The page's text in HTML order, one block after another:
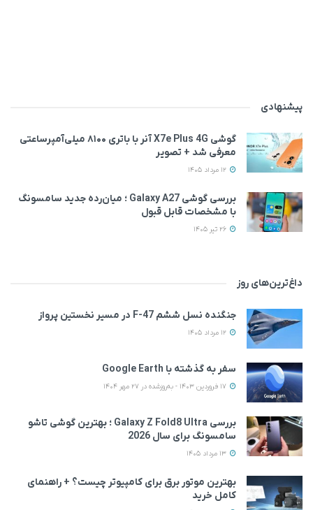
پیشنهادی
گوشی X7e Plus 4G آنر با باتری ۸۱۰۰ میلی‌آمپرساعتی
معرفی شد + تصویر
بررسی گوشی Galaxy A27 ؛ میان‌رده‌ جدید سامسونگ
با مشخصات قابل قبول
داغ‌ترین‌های روز
جنگنده نسل ششم F-47 در مسیر نخستین پرواز
سفر به گذشته با Google Earth
بررسی Galaxy Z Fold8 Ultra ؛ بهترین گوشی تاشو
سامسونگ برای سال 2026
بهترین موتور برق برای کامپیوتر چیست؟ + راهنمای
کامل خرید